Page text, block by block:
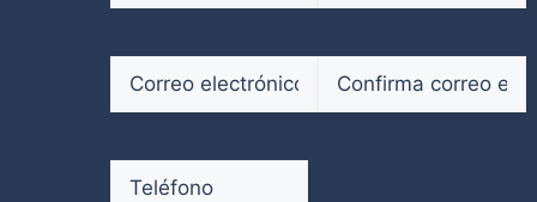
Correo
electrónico
(Obligatorio)
un
email
Teléfono